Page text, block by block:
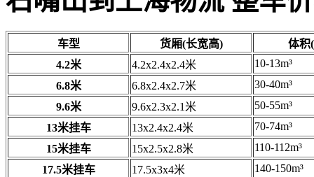
车型 货厢(长宽高)
体积
4.2米
4.2x2.4x2.4米
10-13m³
6.8米
6.8x2.4x2.7米
30-40m³
9.6米
9.6x2.3x2.1米
50-55m³
13米挂车
13x2.4x2.4米
70-74m³
15米挂车
15x2.5x2.8米
110-112m³
17.5米挂车
17.5x3x4米 140-150m³